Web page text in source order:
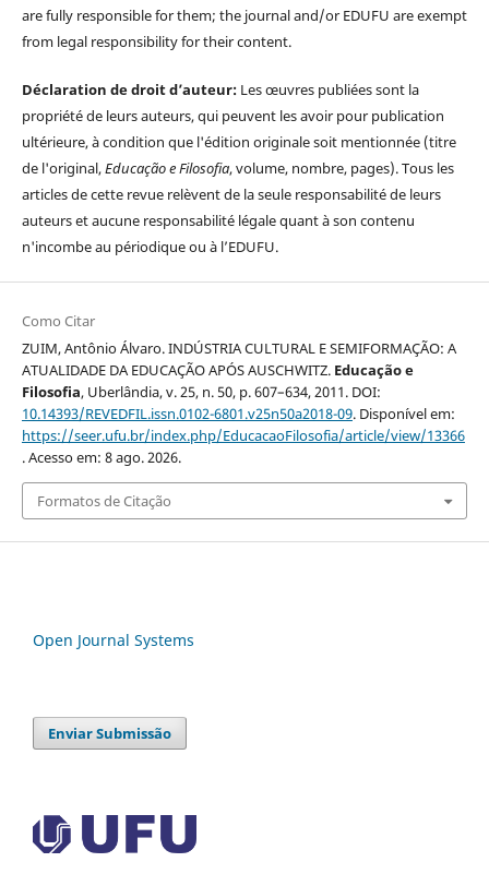
are fully responsible for them; the journal and/or EDUFU are exempt
from legal responsibility for their content.
Déclaration de droit d’auteur: Les œuvres publiées sont la
propriété de leurs auteurs, qui peuvent les avoir pour publication
ultérieure, à condition que l'édition originale soit mentionnée (titre
de l'original,Educação e Filosofia, volume, nombre, pages). Tous les
articles de cette revue relèvent de la seule responsabilité de leurs
auteurs et aucune responsabilité légale quant à son contenu
n'incombe au périodique ou à l’EDUFU.
Como Citar
ZUIM, Antônio Álvaro. INDÚSTRIA CULTURAL E SEMIFORMAÇÃO: A
ATUALIDADE DA EDUCAÇÃO APÓS AUSCHWITZ. Educação e
Filosofia, Uberlândia, v. 25, n. 50, p. 607–634, 2011. DOI:
10.14393/REVEDFIL.issn.0102-6801.v25n50a2018-09. Disponível em:
https://seer.ufu.br/index.php/EducacaoFilosofia/article/view/13366
. Acesso em: 8 ago. 2026.
Formatos de Citação
Open Journal Systems
Enviar Submissão